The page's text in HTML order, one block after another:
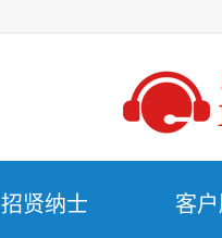
招贤纳士 客